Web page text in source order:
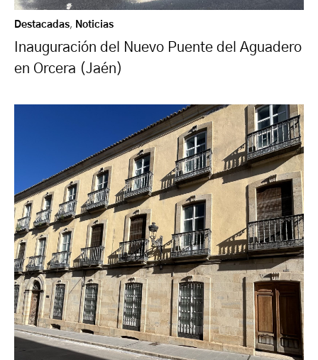
Destacadas, Noticias
Inauguración del Nuevo Puente del Aguadero
en Orcera (Jaén)